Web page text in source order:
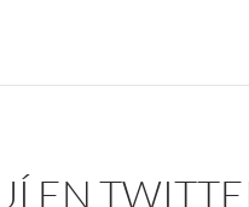
EN